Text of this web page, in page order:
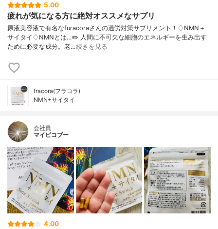
5.00
疲れが気になる方に絶対オススメなサプリ
原液美容液で有名なfuracoraさんの過労対策サプリメント！♢NMN＋
サイタイ♢NMNとは…✏️ 人間に不可欠な細胞のエネルギーを生み出す
ために必要な成分。老…続きを見る
fracora(フラコラ)
NMN+サイタイ
会社員
マイピコブー
4.00